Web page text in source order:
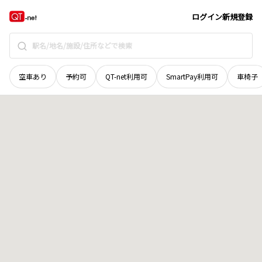
ログイン新規登録
空車あり 予約可 QT-net利用可 SmartPay利用可 車椅子
福井県